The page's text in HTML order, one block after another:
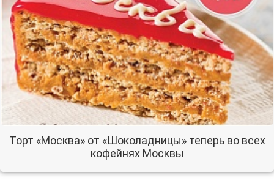
Торт «Москва» от «Шоколадницы» теперь во всех
кофейнях Москвы